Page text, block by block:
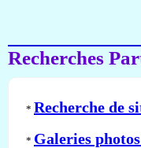
Recherches
* Recherche de
* Galeries